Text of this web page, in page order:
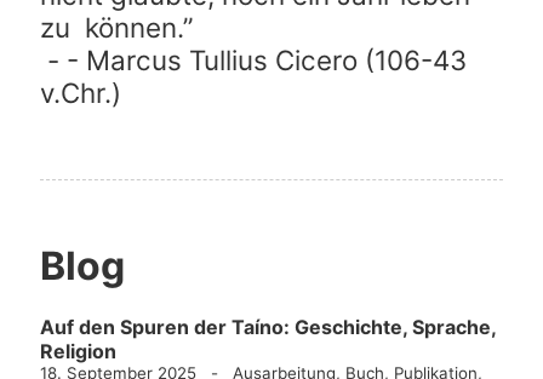
zu  können.”
v.Chr.)
Blog
Auf den Spuren der Taíno: Geschichte, Sprache,
Religion
18. September 2025 - Ausarbeitung, Buch, Publikation,